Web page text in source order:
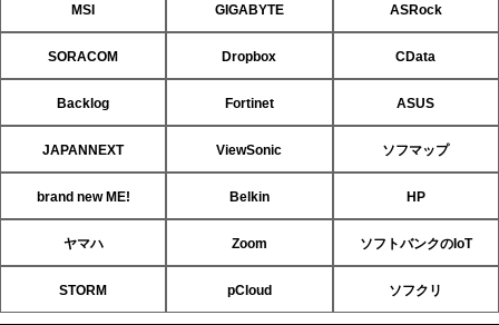
MSI GIGABYTE ASRock
SORACOM Dropbox CData
Backlog Fortinet ASUS
JAPANNEXT ViewSonic ソフマップ
brand new ME! Belkin HP
ヤマハ Zoom ソフトバンクのIoT
STORM pCloud ソフクリ